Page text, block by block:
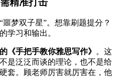
梦双子星”。想靠刷题提分？
学习和输出。
《手把手教你雅思写作》 。这
是泛泛而谈的理论，也不是给
套。顾老师厉害就厉害在，他